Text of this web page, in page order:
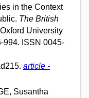
in the Context
The British
University
994. ISSN 0045-
article -
Susantha